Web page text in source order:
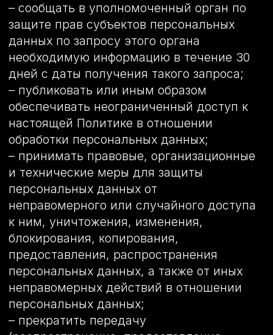
данные о себе;
– сообщать Оператору об уточнении
(обновлении, изменении) своих
персональных данных.
4.3. Лица, передавшие Оператору
недостоверные сведения о себе, либо
сведения о другом субъекте
персональных данных без согласия
последнего, несут ответственность в
соответствии с законодательством РФ.
5. Оператор может обрабатывать
следующие персональные данные
Пользователя
5.1. Фамилия, имя, отчество.
5.2. Электронный адрес.
5.4. Также на сайте происходит сбор и
обработка обезличенных данных о
посетителях (в т.ч. файлов «cookie») с
помощью сервисов интернет-статистики
(Яндекс Метрика и Гугл Аналитика и
других).
5.5. Вышеперечисленные данные далее
по тексту Политики объединены общим
понятием Персональные данные.
5.6. Обработка специальных категорий
персональных данных, касающихся
расовой, национальной